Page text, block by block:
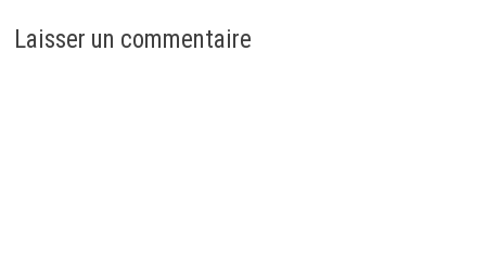
Laisser un commentaire